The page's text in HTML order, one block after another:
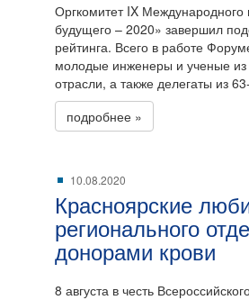
Оргкомитет IX
будущего – 2020» завершил
рейтинга. Всего в работе
молодые инженеры и ученые из
отрасли, а также делегаты из
подробнее »
10.08.2020
Красноярские
регионального
донорами крови
8 августа в честь